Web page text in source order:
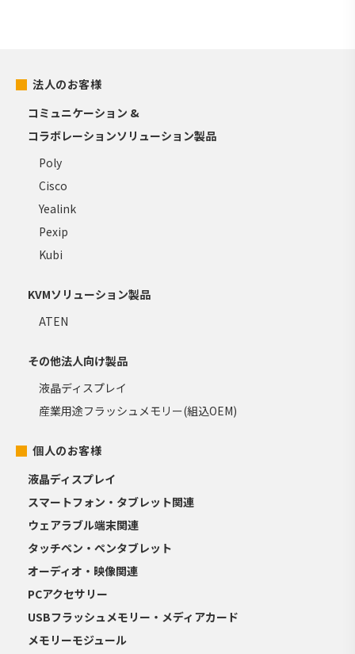
法人のお客様
コミュニケーション &
コラボレーションソリューション製品
Poly
Cisco
Yealink
Pexip
Kubi
KVMソリューション製品
ATEN
その他法人向け製品
液晶ディスプレイ
産業用途フラッシュメモリー(組込OEM)
個人のお客様
液晶ディスプレイ
スマートフォン・タブレット関連
ウェアラブル端末関連
タッチペン・ペンタブレット
オーディオ・映像関連
PCアクセサリー
USBフラッシュメモリー・メディアカード
メモリーモジュール